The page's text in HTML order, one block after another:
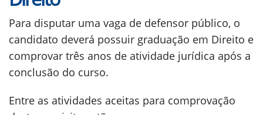
Para disputar uma vaga de defensor público, o
candidato deverá possuir graduação em Direito e
comprovar três anos de atividade jurídica após a
conclusão do curso.
Entre as atividades aceitas para comprovação